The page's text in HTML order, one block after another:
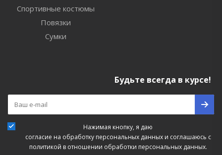
Спортивные костюмы
Повязки
Сумки
Будьте всегда в курсе!
Нажимая кнопку, я даю
согласие на обработку персональных данныхи соглашаюсь с
политикой в отношении обработки персональных данных.